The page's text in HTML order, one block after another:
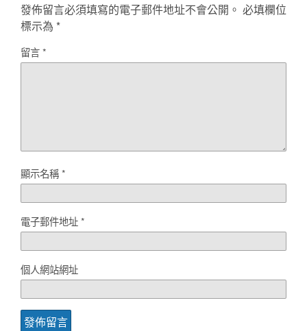
發佈留言必須填寫的電子郵件地址不會公開。 必填欄位
標示為 *
留言*
顯示名稱*
電子郵件地址*
個人網站網址